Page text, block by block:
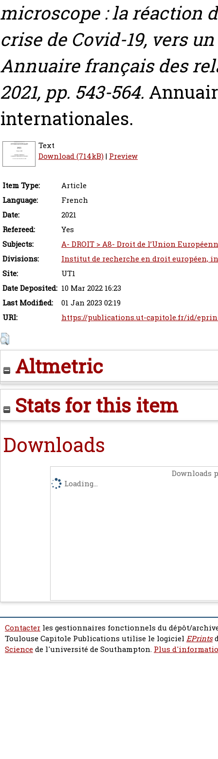
microscope : la réaction
crise de Covid-19, vers
Annuaire français des
2021, pp. 543-564.
internationales.
Text
Download (714kB)| Preview
Item Type:
Article
Language:
French
Date:
2021
Refereed:
Yes
Subjects:
A- DROIT > A8- Droit de l’Union
Divisions:
Institut de recherche en droit européen,
Site:
UT1
Date Deposited: 10 Mar 2022 16:23
Last Modified:
01 Jan 2023 02:19
URI:
https://publications.ut-capitole.fr/id/
Altmetric
Stats for this item
Downloads
Downloads
Loading...
Contacter les gestionnaires fonctionnels du dépôt/
Toulouse Capitole Publications utilise le logiciel EPrints
Sciencede l'université de Southampton. Plus